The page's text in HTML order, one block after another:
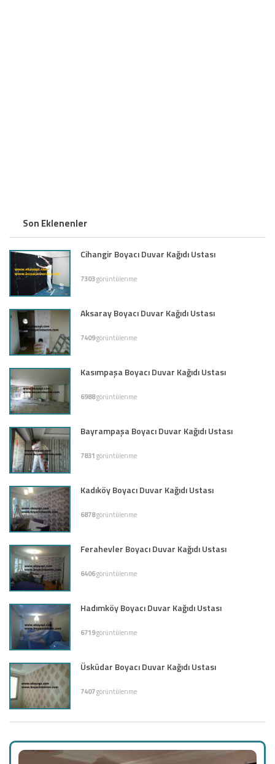
Son Eklenenler
Cihangir Boyacı Duvar Kağıdı Ustası
7303görüntülenme
Aksaray Boyacı Duvar Kağıdı Ustası
7409görüntülenme
Kasımpaşa Boyacı Duvar Kağıdı Ustası
6988görüntülenme
Bayrampaşa Boyacı Duvar Kağıdı Ustası
7831görüntülenme
Kadıköy Boyacı Duvar Kağıdı Ustası
6878görüntülenme
Ferahevler Boyacı Duvar Kağıdı Ustası
6406görüntülenme
Hadımköy Boyacı Duvar Kağıdı Ustası
6719görüntülenme
Üsküdar Boyacı Duvar Kağıdı Ustası
7407görüntülenme